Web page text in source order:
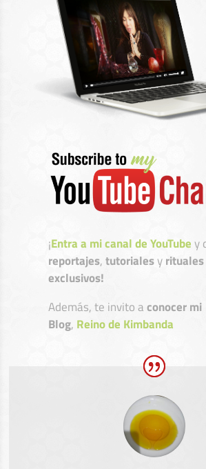
¡Entra a mi canal de YouTubey
reportajes,tutorialesyrituales
exclusivos!
Además, te invito aconocer mi
Blog, Reino de Kimbanda